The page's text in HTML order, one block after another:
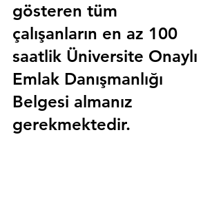
gösteren tüm
çalışanların en az 100
saatlik Üniversite Onaylı
Emlak Danışmanlığı
Belgesi almanız
gerekmektedir.